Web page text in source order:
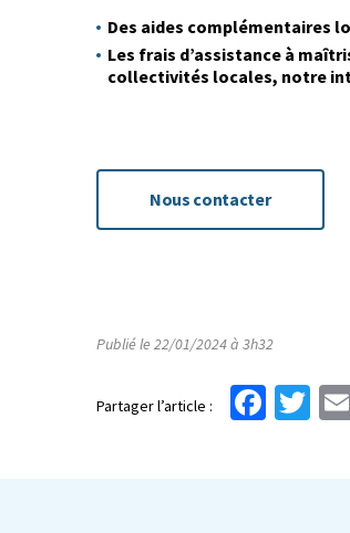
Des aides complémentaires
Les frais d’assistance à
collectivités locales, notre
Nous contacter
Publié le 22/01/2024 à 3h32
Partager l’article :